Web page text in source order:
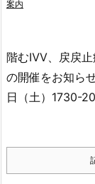
案内
階むⅣⅤ、戻戻止
の開催をお知ら
日（土）1730-